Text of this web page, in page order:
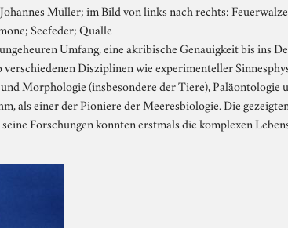
Müller; im Bild von links nach rechts:
Seefeder; Qualle
Umfang, eine akribische Genauigkeit bis ins
Disziplinen wie experimenteller
Morphologie (insbesondere der Tiere),
als einer der Pioniere der Meeresbiologie. Die
Forschungen konnten erstmals die komplexen